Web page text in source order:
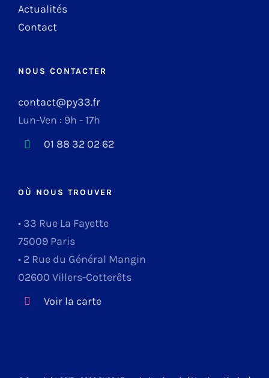
Actualités
Contact
NOUS CONTACTER
contact@py33.fr
Lun-Ven : 9h - 17h
01 88 32 02 62
OÙ NOUS TROUVER
• 33 Rue La Fayette
75009 Paris
• 2 Rue du Général Mangin
02600 Villers-Cotterêts
Voir la carte